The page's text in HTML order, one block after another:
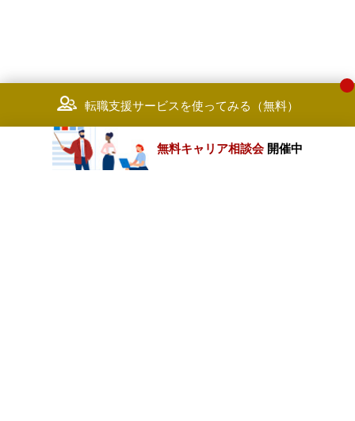
転職支援サービスを使ってみる（無料）
無料キャリア相談会 開催中